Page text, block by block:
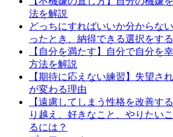
法を解説
どっちにすればいいか分からな
ったとき、納得できる選択をす
【自分を満たす】自分で自分を
方法を解説
【期待に応えない練習】失望さ
が変わる理由
【遠慮してしまう性格を改善す
り越え、好きなこと、やりたい
るには？